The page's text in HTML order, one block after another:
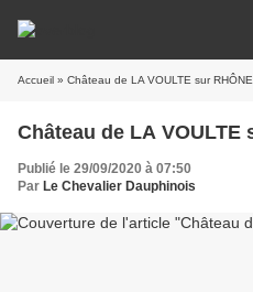
Accueil » Château de LA VOULTE sur RHÔNE
Château de LA VOULTE
Publié le 29/09/2020 à 07:50
Par Le Chevalier Dauphinois